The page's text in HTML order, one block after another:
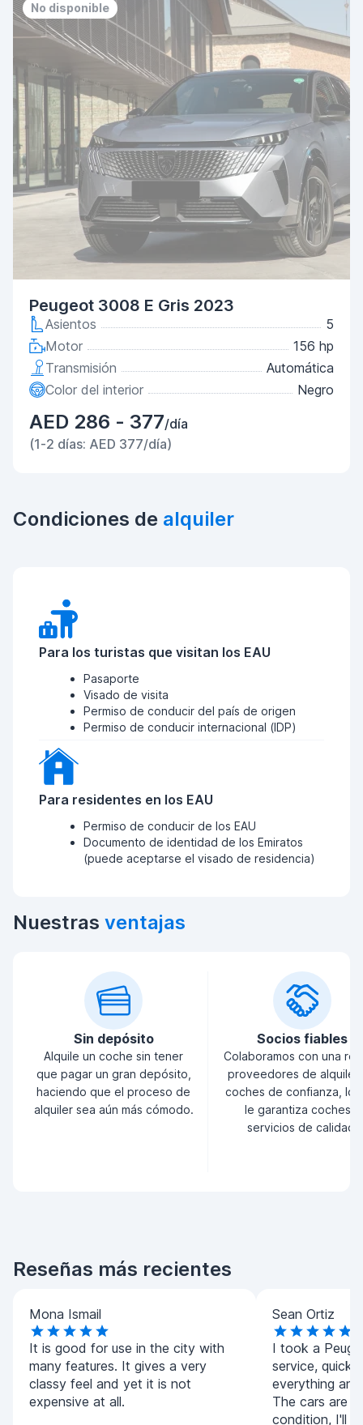
No disponible
Peugeot 3008 E Gris 2023
Asientos
5
Motor
156 hp
Transmisión
Automática
Color del interior
Negro
AED 286 - 377/día
(1-2 días: AED 377/día)
Condiciones de alquiler
Para los turistas que visitan los EAU
Pasaporte
Visado de visita
Permiso de conducir del país de origen
Permiso de conducir internacional (IDP)
Para residentes en los EAU
Permiso de conducir de los EAU
Documento de identidad de los Emiratos
(puede aceptarse el visado de residencia)
Nuestras ventajas
Sin depósito
Alquile un coche sin tener
que pagar un gran depósito,
haciendo que el proceso de
alquiler sea aún más cómodo.
Socios fiables
Colaboramos con una
proveedores de alquiler
coches de confianza, lo
le garantiza coches y
servicios de calidad.
Reseñas más recientes
Mona Ismail
It is good for use in the city with
many features. It gives a very
classy feel and yet it is not
expensive at all.
Sean Ortiz
I took a
service,
everything
The cars are
condition, I'll